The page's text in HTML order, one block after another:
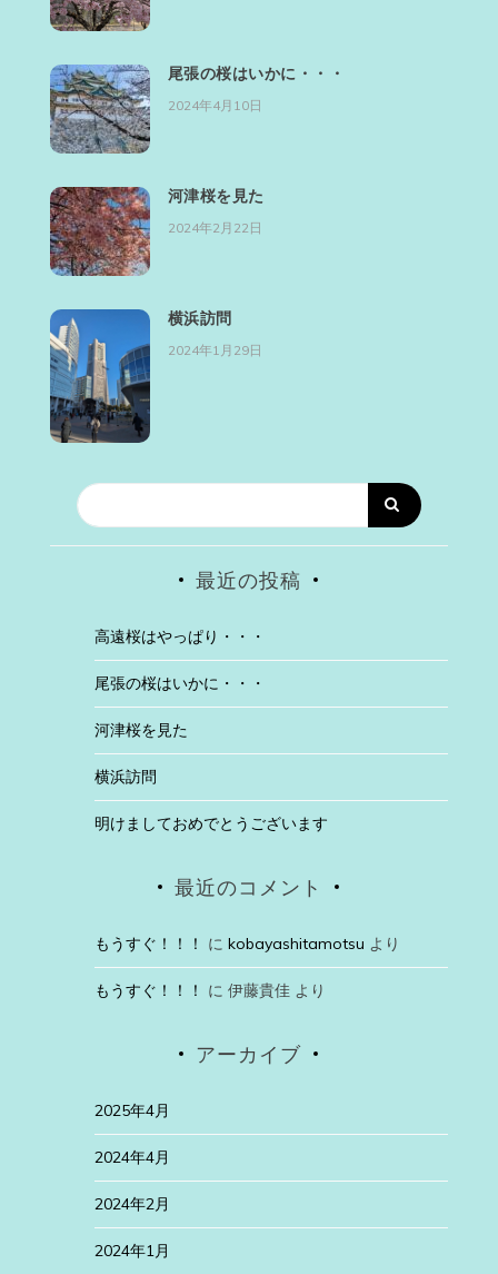
尾張の桜はいかに・・・
2024年4月10日
河津桜を見た
2024年2月22日
横浜訪問
2024年1月29日
最近の投稿
高遠桜はやっぱり・・・
尾張の桜はいかに・・・
河津桜を見た
横浜訪問
明けましておめでとうございます
最近のコメント
もうすぐ！！！ に kobayashitamotsu より
もうすぐ！！！ に 伊藤貴佳より
アーカイブ
2025年4月
2024年4月
2024年2月
2024年1月